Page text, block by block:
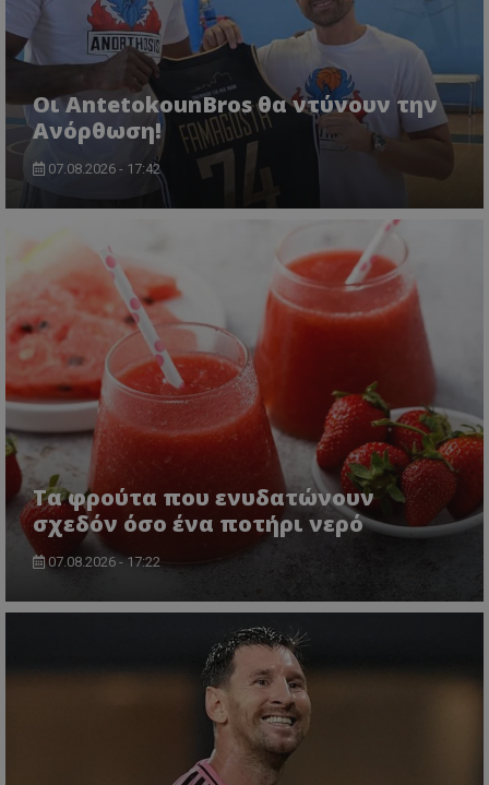
Οι AntetokounBros θα ντύνουν την
Ανόρθωση!
07.08.2026 - 17:42
Τα φρούτα που ενυδατώνουν
σχεδόν όσο ένα ποτήρι νερό
07.08.2026 - 17:22